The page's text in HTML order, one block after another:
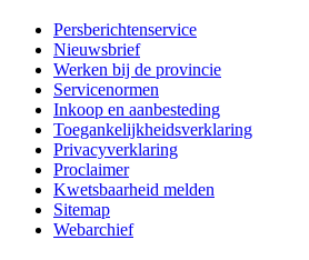
Persberichtenservice
Nieuwsbrief
Werken bij de provincie
Servicenormen
Inkoop en aanbesteding
Toegankelijkheidsverklaring
Privacyverklaring
Proclaimer
Kwetsbaarheid melden
Sitemap
Webarchief